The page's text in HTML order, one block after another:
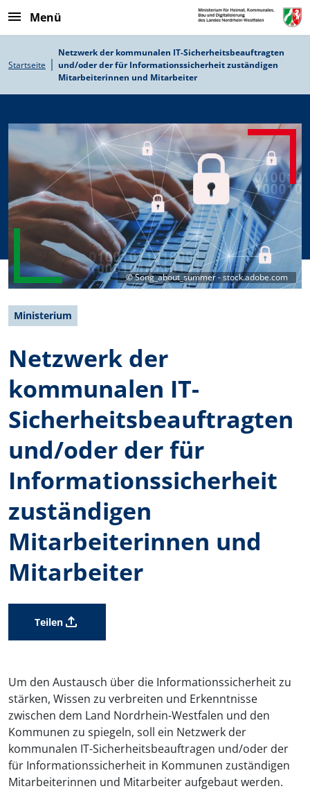
Menü
Pfadnavigation
Startseite
Netzwerk der kommunalen IT-Sicherheitsbeauftragten
und/oder der für Informationssicherheit zuständigen
Mitarbeiterinnen und Mitarbeiter
©Song_about_summer - stock.adobe.com
Ministerium
Netzwerk der
kommunalen IT-
Sicherheitsbeauftragten
und/oder der für
Informationssicherheit
zuständigen
Mitarbeiterinnen und
Mitarbeiter
Teilen
Um den Austausch über die Informationssicherheit zu
stärken, Wissen zu verbreiten und Erkenntnisse
zwischen dem Land Nordrhein-Westfalen und den
Kommunen zu spiegeln, soll ein Netzwerk der
kommunalen IT-Sicherheitsbeauftragen und/oder der
für Informationssicherheit in Kommunen zuständigen
Mitarbeiterinnen und Mitarbeiter aufgebaut werden.